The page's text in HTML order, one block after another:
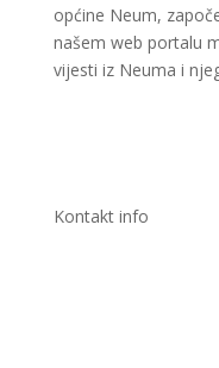
općine Neum,
našem web portalu
vijesti iz Neuma i
Kontakt info